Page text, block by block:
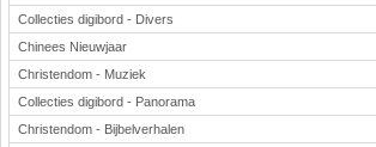
Collecties digibord - Divers
Chinees Nieuwjaar
Christendom - Muziek
Collecties digibord - Panorama
Christendom - Bijbelverhalen